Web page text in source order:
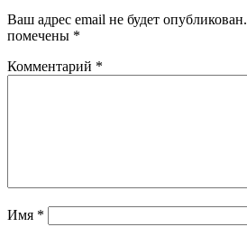
Ваш адрес email не будет опубликован.
помечены *
Комментарий *
Имя *